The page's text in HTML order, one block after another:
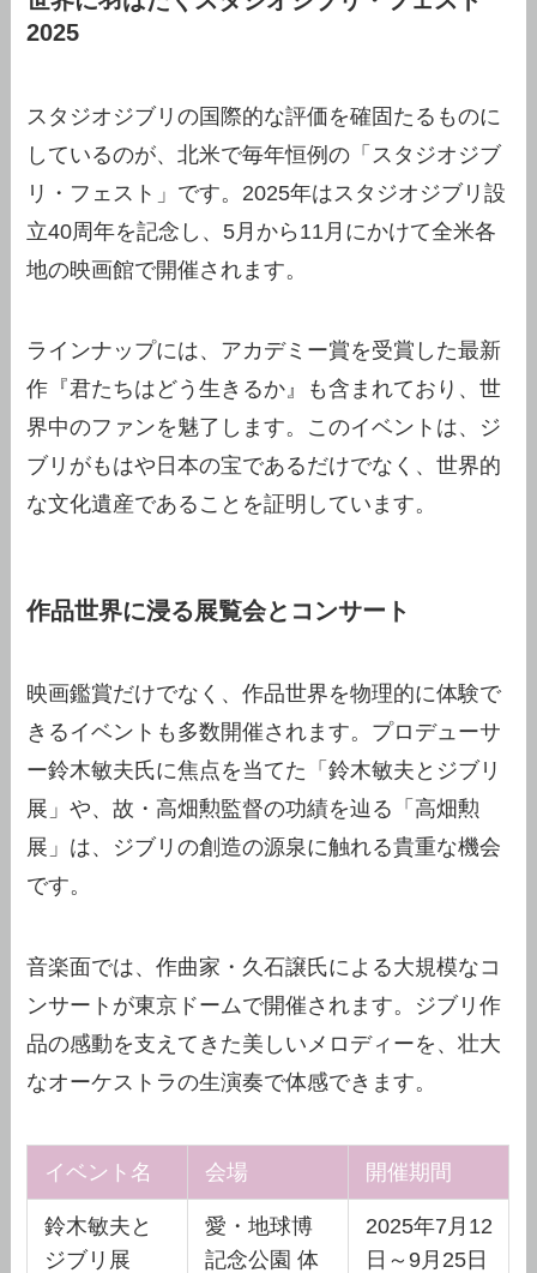
2025
スタジオジブリの国際的な評価を確固たるものに
しているのが、北米で毎年恒例の「スタジオジブ
リ・フェスト」です。2025年はスタジオジブリ設
立40周年を記念し、5月から11月にかけて全米各
地の映画館で開催されます。
ラインナップには、アカデミー賞を受賞した最新
作『君たちはどう生きるか』も含まれており、世
界中のファンを魅了します。このイベントは、ジ
ブリがもはや日本の宝であるだけでなく、世界的
な文化遺産であることを証明しています。
作品世界に浸る展覧会とコンサート
映画鑑賞だけでなく、作品世界を物理的に体験で
きるイベントも多数開催されます。プロデューサ
ー鈴木敏夫氏に焦点を当てた「鈴木敏夫とジブリ
展」や、故・高畑勲監督の功績を辿る「高畑勲
展」は、ジブリの創造の源泉に触れる貴重な機会
です。
音楽面では、作曲家・久石譲氏による大規模なコ
ンサートが東京ドームで開催されます。ジブリ作
品の感動を支えてきた美しいメロディーを、壮大
なオーケストラの生演奏で体感できます。
イベント名 会場 開催期間
鈴木敏夫と
ジブリ展
愛・地球博
記念公園 体
2025年7月12
日～9月25日